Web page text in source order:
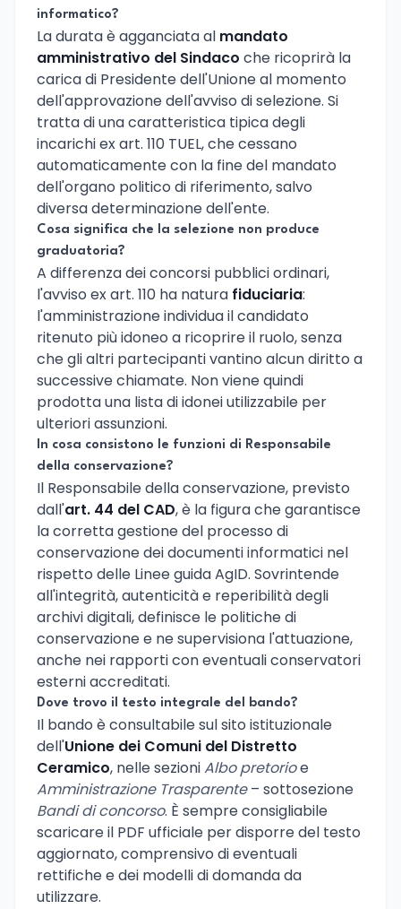
informatico?
La durata è agganciata al mandato
amministrativo del Sindaco che ricoprirà la
carica di Presidente dell'Unione al momento
dell'approvazione dell'avviso di selezione. Si
tratta di una caratteristica tipica degli
incarichi ex art. 110 TUEL, che cessano
automaticamente con la fine del mandato
dell'organo politico di riferimento, salvo
diversa determinazione dell'ente.
Cosa significa che la selezione non produce
graduatoria?
A differenza dei concorsi pubblici ordinari,
l'avviso ex art. 110 ha natura fiduciaria:
l'amministrazione individua il candidato
ritenuto più idoneo a ricoprire il ruolo, senza
che gli altri partecipanti vantino alcun diritto a
successive chiamate. Non viene quindi
prodotta una lista di idonei utilizzabile per
ulteriori assunzioni.
In cosa consistono le funzioni di Responsabile
della conservazione?
Il Responsabile della conservazione, previsto
dall'art. 44 del CAD, è la figura che garantisce
la corretta gestione del processo di
conservazione dei documenti informatici nel
rispetto delle Linee guida AgID. Sovrintende
all'integrità, autenticità e reperibilità degli
archivi digitali, definisce le politiche di
conservazione e ne supervisiona l'attuazione,
anche nei rapporti con eventuali conservatori
esterni accreditati.
Dove trovo il testo integrale del bando?
Il bando è consultabile sul sito istituzionale
dell'Unione dei Comuni del Distretto
Ceramico, nelle sezioniAlbo pretorioe
Amministrazione Trasparente– sottosezione
Bandi di concorso. È sempre consigliabile
scaricare il PDF ufficiale per disporre del testo
aggiornato, comprensivo di eventuali
rettifiche e dei modelli di domanda da
utilizzare.